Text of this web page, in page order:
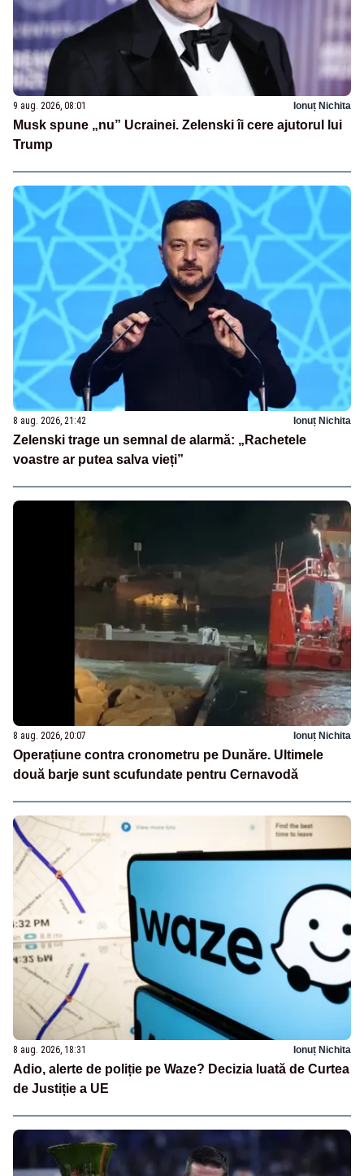
9 aug. 2026, 08:01 Ionuț Nichita
Musk spune „nu” Ucrainei. Zelenski îi cere ajutorul lui
Trump
8 aug. 2026, 21:42 Ionuț Nichita
Zelenski trage un semnal de alarmă: „Rachetele
voastre ar putea salva vieți”
8 aug. 2026, 20:07 Ionuț Nichita
Operațiune contra cronometru pe Dunăre. Ultimele
două barje sunt scufundate pentru Cernavodă
8 aug. 2026, 18:31 Ionuț Nichita
Adio, alerte de poliție pe Waze? Decizia luată de Curtea
de Justiție a UE